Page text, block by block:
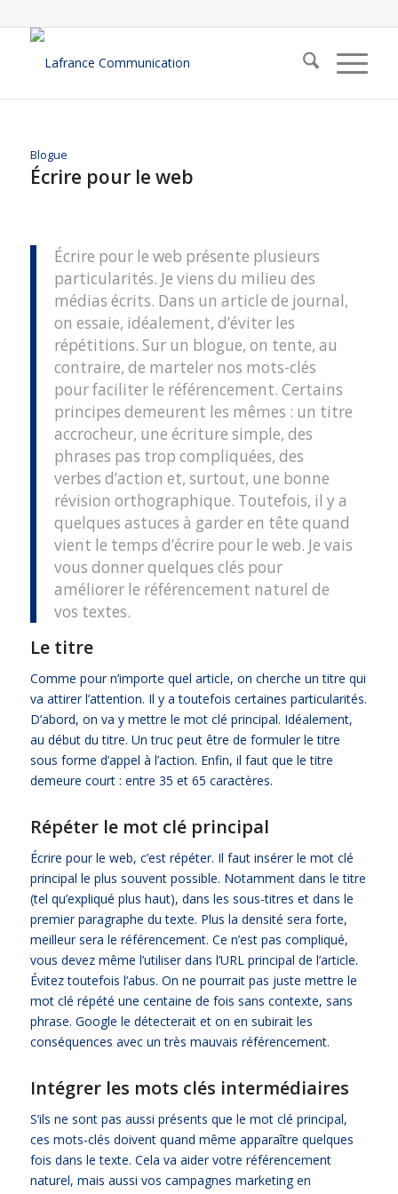
Blogue
Écrire pour le web
Écrire pour le web présente plusieurs
particularités. Je viens du milieu des
médias écrits. Dans un article de journal,
on essaie, idéalement, d’éviter les
répétitions. Sur un blogue, on tente, au
contraire, de marteler nos mots-clés
pour faciliter le référencement. Certains
principes demeurent les mêmes : un titre
accrocheur, une écriture simple, des
phrases pas trop compliquées, des
verbes d’action et, surtout, une bonne
révision orthographique. Toutefois, il y a
quelques astuces à garder en tête quand
vient le temps d’écrire pour le web. Je vais
vous donner quelques clés pour
améliorer le référencement naturel de
vos textes.
Le titre
Comme pour n’importe quel article, on cherche un titre qui
va attirer l’attention. Il y a toutefois certaines particularités.
D’abord, on va y mettre le mot clé principal. Idéalement,
au début du titre. Un truc peut être de formuler le titre
sous forme d’appel à l’action. Enfin, il faut que le titre
demeure court : entre 35 et 65 caractères.
Répéter le mot clé principal
Écrire pour le web, c’est répéter. Il faut insérer le mot clé
principal le plus souvent possible. Notamment dans le titre
(tel qu’expliqué plus haut), dans les sous-titres et dans le
premier paragraphe du texte. Plus la densité sera forte,
meilleur sera le référencement. Ce n’est pas compliqué,
vous devez même l’utiliser dans l’URL principal de l’article.
Évitez toutefois l’abus. On ne pourrait pas juste mettre le
mot clé répété une centaine de fois sans contexte, sans
phrase. Google le détecterait et on en subirait les
conséquences avec un très mauvais référencement.
Intégrer les mots clés intermédiaires
S’ils ne sont pas aussi présents que le mot clé principal,
ces mots-clés doivent quand même apparaître quelques
fois dans le texte. Cela va aider votre référencement
naturel, mais aussi vos campagnes marketing en